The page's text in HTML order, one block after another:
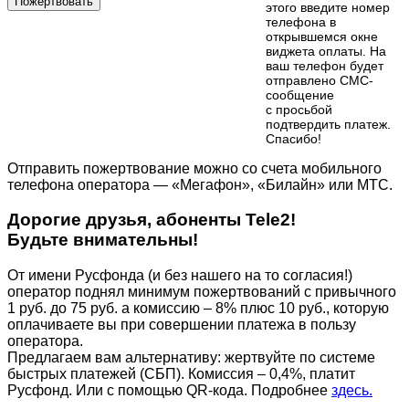
этого введите номер
телефона в
открывшемся окне
виджета оплаты. На
ваш телефон будет
отправлено СМС-
сообщение
с просьбой
подтвердить платеж.
Cпасибо!
Отправить пожертвование можно со счета мобильного
телефона оператора — «Мегафон», «Билайн» или МТС.
Дорогие друзья, абоненты Tele2!
Будьте внимательны!
От имени Русфонда (и без нашего на то согласия!)
оператор поднял минимум пожертвований с привычного
1 руб. до 75 руб. а комиссию – 8% плюс 10 руб., которую
оплачиваете вы при совершении платежа в пользу
оператора.
Предлагаем вам альтернативу: жертвуйте по cистеме
быстрых платежей (СБП). Комиссия – 0,4%, платит
Русфонд. Или с помощью QR-кода. Подробнее здесь.